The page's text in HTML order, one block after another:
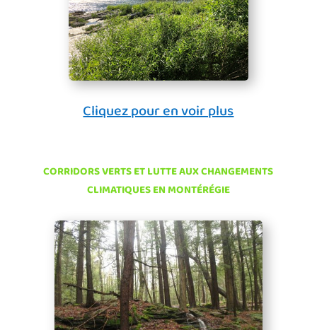
Cliquez pour en voir plus
CORRIDORS VERTS ET LUTTE AUX CHANGEMENTS
CLIMATIQUES EN MONTÉRÉGIE